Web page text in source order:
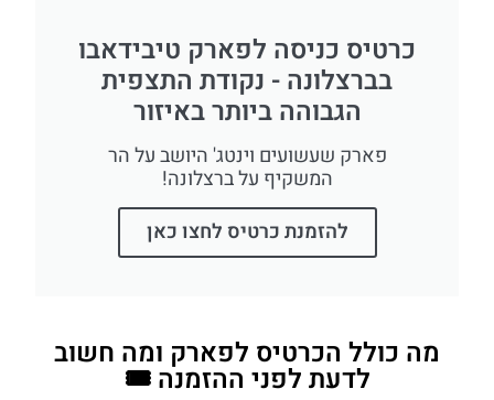
כרטיס כניסה לפארק טיבידאבו
בברצלונה - נקודת התצפית
הגבוהה ביותר באיזור
פארק שעשועים וינטג' היושב על הר
המשקיף על ברצלונה!
להזמנת כרטיס לחצו כאן
מה כולל הכרטיס לפארק ומה חשוב
לדעת לפני ההזמנה 🎟️